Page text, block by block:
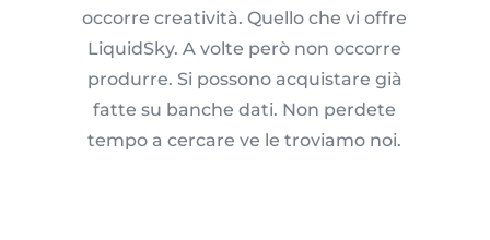
occorre creatività. Quello che vi offre
LiquidSky. A volte però non occorre
produrre. Si possono acquistare già
fatte su banche dati. Non perdete
tempo a cercare ve le troviamo noi.